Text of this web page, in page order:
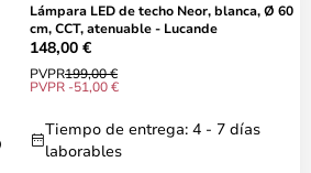
Lámpara LED de techo Neor, blanca, Ø 60
cm, CCT, atenuable - Lucande
148,00 €
PVPR199,00 €
PVPR -51,00 €
Tiempo de entrega: 4 - 7 días
laborables